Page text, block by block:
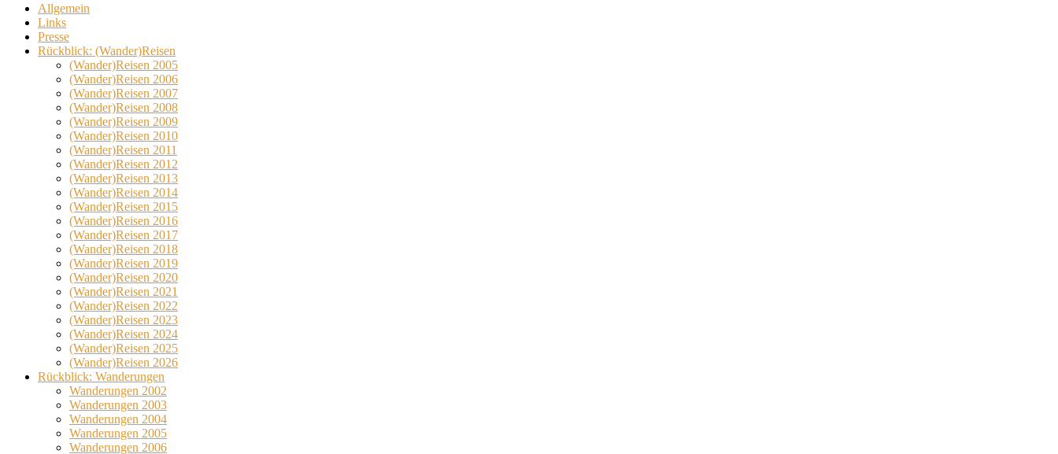
Allgemein
Links
Presse
Rückblick: (Wander)Reisen
(Wander)Reisen 2005
(Wander)Reisen 2006
(Wander)Reisen 2007
(Wander)Reisen 2008
(Wander)Reisen 2009
(Wander)Reisen 2010
(Wander)Reisen 2011
(Wander)Reisen 2012
(Wander)Reisen 2013
(Wander)Reisen 2014
(Wander)Reisen 2015
(Wander)Reisen 2016
(Wander)Reisen 2017
(Wander)Reisen 2018
(Wander)Reisen 2019
(Wander)Reisen 2020
(Wander)Reisen 2021
(Wander)Reisen 2022
(Wander)Reisen 2023
(Wander)Reisen 2024
(Wander)Reisen 2025
(Wander)Reisen 2026
Rückblick: Wanderungen
Wanderungen 2002
Wanderungen 2003
Wanderungen 2004
Wanderungen 2005
Wanderungen 2006